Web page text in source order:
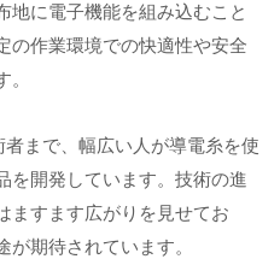
地に電子機能を組み込むこと
の作業環境での快適性や安全
まで、幅広い人が導電糸を使
を開発しています。技術の進
ますます広がりを見せてお
が期待されています。